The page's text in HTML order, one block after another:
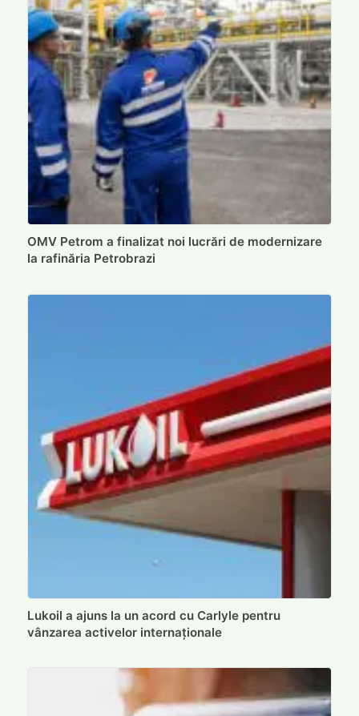
OMV Petrom a finalizat noi lucrări de modernizare
la rafinăria Petrobrazi
Lukoil a ajuns la un acord cu Carlyle pentru
vânzarea activelor internaționale